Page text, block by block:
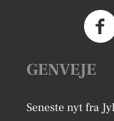
GENVEJE
Seneste nyt fra